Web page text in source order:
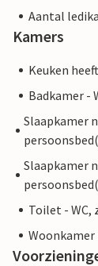
Aantal
Kamers
Keuken
Badkamer -
Slaapkamer
Slaapkamer
Toilet - WC,
Woonkamer